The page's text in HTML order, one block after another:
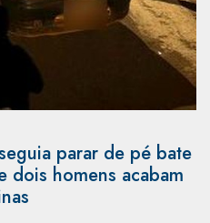
parar de pé bate
dois homens acabam